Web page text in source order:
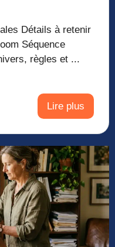
Détails à retenir
Séquence
règles et ...
Lire plus